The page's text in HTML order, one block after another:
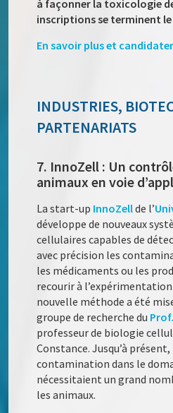
à façonner la toxicologie
inscriptions se terminent le
En savoir plus et candidater
INDUSTRIES,
PARTENARIATS
7. InnoZell : Un
animaux en voie
La start-up InnoZellde l’
développe de nouveaux
cellulaires capables de
avec précision les
les médicaments ou les
recourir à
nouvelle méthode a été
groupe de recherche du
professeur de biologie
Constance. Jusqu’à
contamination dans le
nécessitaient un grand
les animaux.